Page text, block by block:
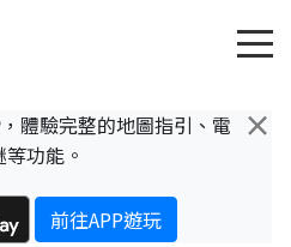
×
，體驗完整的地圖指引、電
功能。
前往APP遊玩